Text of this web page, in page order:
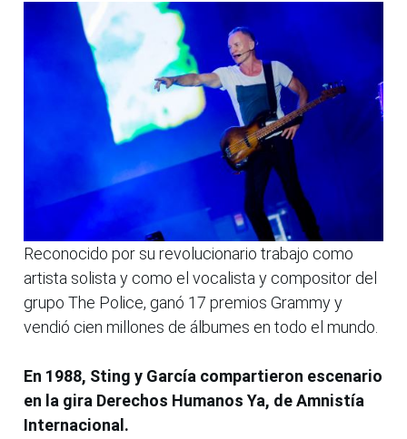
Reconocido por su revolucionario trabajo como
artista solista y como el vocalista y compositor del
grupo The Police, ganó 17 premios Grammy y
vendió cien millones de álbumes en todo el mundo.
En 1988, Sting y García compartieron escenario
en la gira Derechos Humanos Ya, de Amnistía
Internacional.